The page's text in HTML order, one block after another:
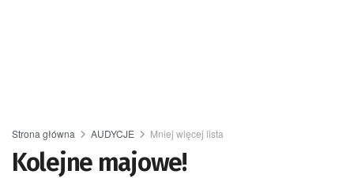
Strona główna AUDYCJE Mniej więcej lista
Kolejne majowe!